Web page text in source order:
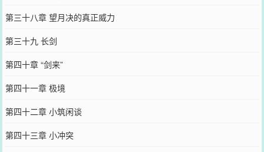
第三十八章 望月决的真正威力
第三十九 长剑
第四十章 “剑来”
第四十一章 极境
第四十二章 小筑闲谈
第四十三章 小冲突